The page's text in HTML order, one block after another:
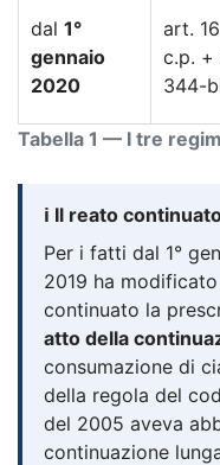
Tabella 1 — I tre
dal 1°
gennaio
2020
art.
c.p. +
344-
ℹ️ Il reato
Per i fatti dal 1°
2019 ha
continuato la
atto della
consumazione di
della regola del
del 2005 aveva
continuazione